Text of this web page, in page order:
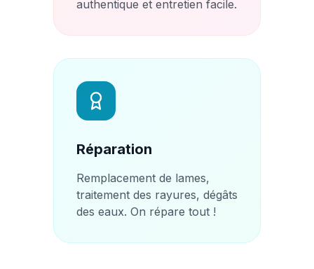
authentique et entretien facile.
Réparation
Remplacement de lames,
traitement des rayures, dégâts
des eaux. On répare tout !